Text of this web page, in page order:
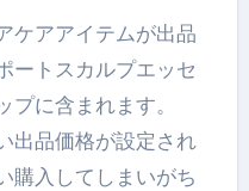
ートスカルプエッセ
に含まれます。
出品価格が設定され
購入してしまいがち